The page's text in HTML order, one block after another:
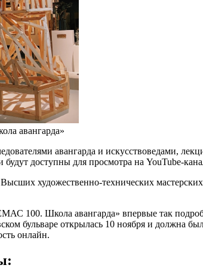
авангарда»
авангарда и искусствоведами,
доступны для просмотра на YouTube-
художественно-технических
Школа авангарда» впервые так
бульваре открылась 10 ноября и должна
онлайн.